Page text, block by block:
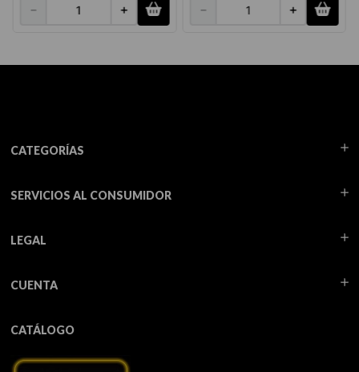
＋
－ ＋
－
CATEGORÍAS
SERVICIOS AL CONSUMIDOR
LEGAL
CUENTA
CATÁLOGO